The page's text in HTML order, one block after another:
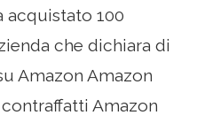
acquistato 100
che dichiara di
Amazon Amazon
Amazon